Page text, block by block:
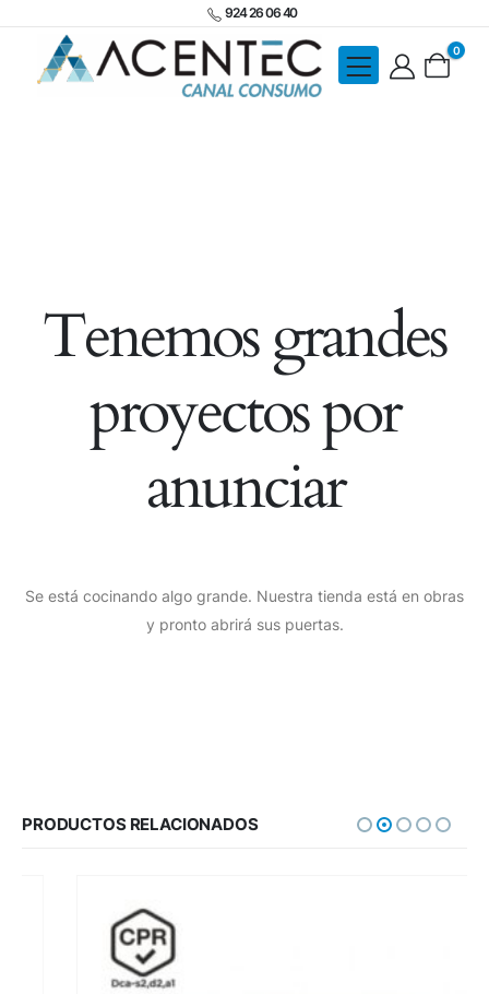
924 26 06 40
0
Tenemos grandes
proyectos por
anunciar
Se está cocinando algo grande. Nuestra tienda está en obras
y pronto abrirá sus puertas.
PRODUCTOS RELACIONADOS